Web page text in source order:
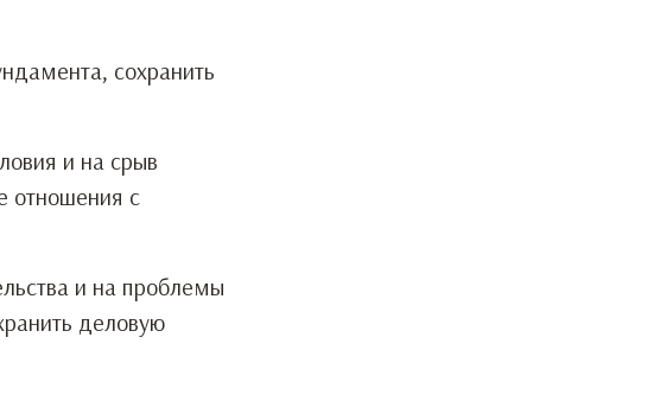
сохранить
и на срыв
отношения с
и на проблемы
деловую